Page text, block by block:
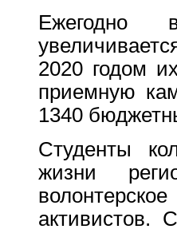
Ежегодно
2020 годом
приемную
1340
Студенты
жизни
активистов.